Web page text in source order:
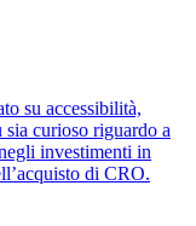
su accessibilità,
curioso riguardo a
investimenti in
di CRO.